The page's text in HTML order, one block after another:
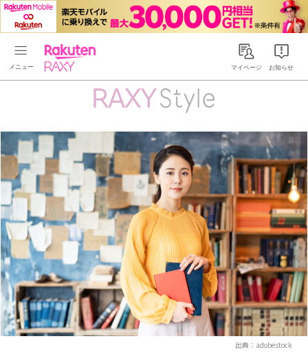
Rakuten RAXYマイページ お知らせ
出典：adobestock